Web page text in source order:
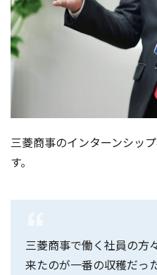
三菱商事のインターンシッ
す。
三菱商事で働く社員の方
来たのが一番の収穫だっ